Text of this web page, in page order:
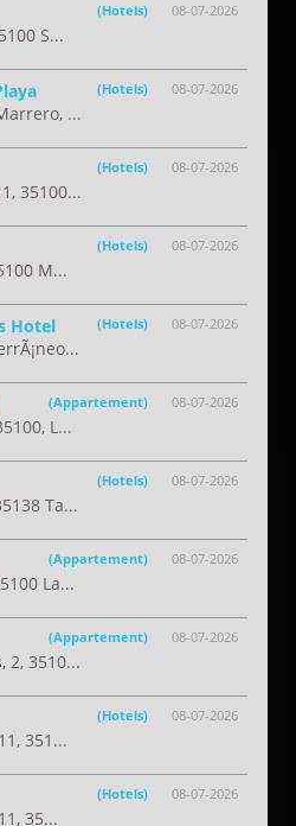
08-07-2026
(Hotels)
S...
08-07-2026
(Hotels)
...
08-07-2026
(Hotels)
35100...
08-07-2026
(Hotels)
M...
08-07-2026
Hotel (Hotels)
08-07-2026
(Appartement)
L...
08-07-2026
(Hotels)
Ta...
08-07-2026
(Appartement)
La...
08-07-2026
(Appartement)
2, 3510...
08-07-2026
(Hotels)
351...
08-07-2026
(Hotels)
35...